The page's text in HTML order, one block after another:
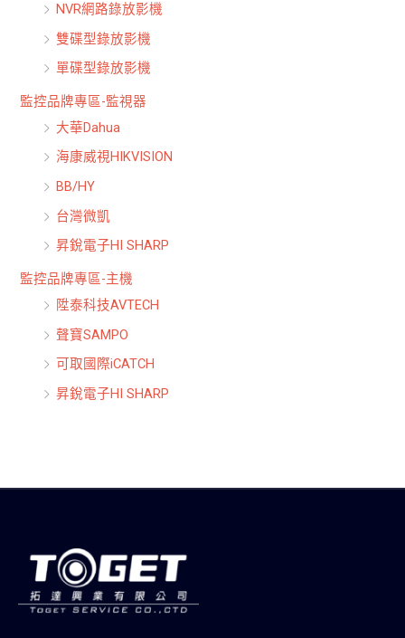
NVR網路錄放影機
雙碟型錄放影機
單碟型錄放影機
監控品牌專區-監視器
大華Dahua
海康威視HIKVISION
BB/HY
台灣微凱
昇銳電子HI SHARP
監控品牌專區-主機
陞泰科技AVTECH
聲寶SAMPO
可取國際iCATCH
昇銳電子HI SHARP